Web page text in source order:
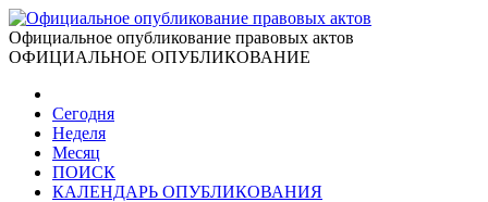
Официальное опубликование правовых актов
ОФИЦИАЛЬНОЕ ОПУБЛИКОВАНИЕ
Сегодня
Неделя
Месяц
ПОИСК
КАЛЕНДАРЬ ОПУБЛИКОВАНИЯ